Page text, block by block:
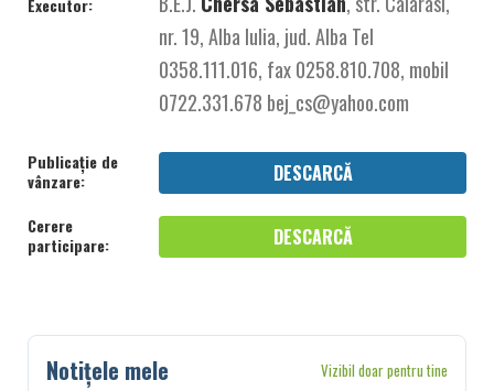
Executor:
nr. 19, Alba Iulia, jud. Alba Tel
0358.111.016, fax 0258.810.708, mobil
0722.331.678 bej_cs@yahoo.com
Publicație de
vânzare:
DESCARCĂ
Cerere
participare:
DESCARCĂ
Notițele mele Vizibil doar pentru tine